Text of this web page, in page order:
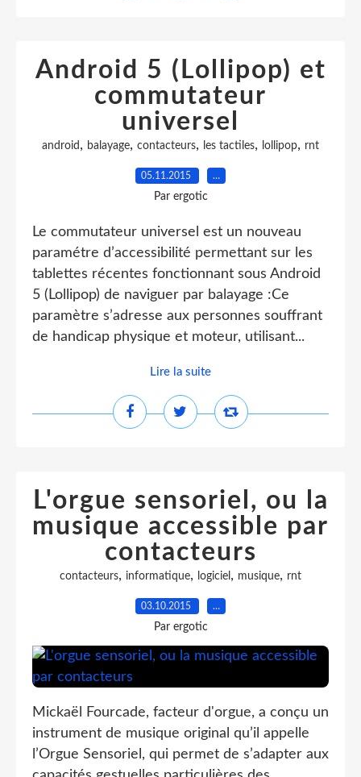
Android 5 (Lollipop) et
commutateur
universel
android , balayage, contacteurs, les tactiles, lollipop, rnt
05.11.2015 …
Par ergotic
Le commutateur universel est un nouveau
paramétre d’accessibilité permettant sur les
tablettes récentes fonctionnant sous Android
5 (Lollipop) de naviguer par balayage :Ce
paramètre s’adresse aux personnes souffrant
de handicap physique et moteur, utilisant...
Lire la suite
L'orgue sensoriel, ou la
musique accessible par
contacteurs
contacteurs, informatique, logiciel , musique, rnt
03.10.2015 …
Par ergotic
Mickaël Fourcade, facteur d'orgue, a conçu un
instrument de musique original qu’il appelle
l’Orgue Sensoriel, qui permet de s’adapter aux